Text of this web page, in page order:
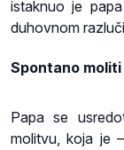
istaknuo je
duhovnom
Spontano
Papa se
molitvu, koja je